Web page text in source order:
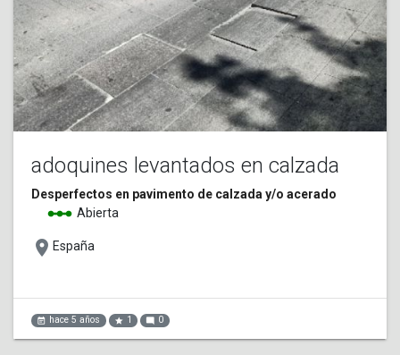
adoquines levantados en calzada
Desperfectos en pavimento de calzada y/o acerado
linear_scale Abierta
place España
event_note hace 5 años star 1 mode_comment 0